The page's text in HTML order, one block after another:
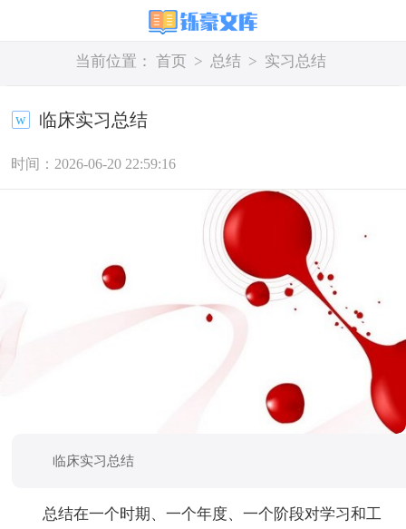
当前位置： 首页 > 总结 > 实习总结
临床实习总结
时间：2026-06-20 22:59:16
临床实习总结
总结在一个时期、一个年度、一个阶段对学习和工